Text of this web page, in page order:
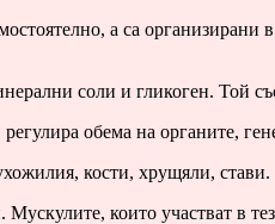
а са
соли и гликоген. Той
обема на органите,
кости, хрущяли, стави.
които участват в